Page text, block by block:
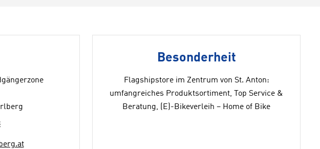
Besonderheit
Flagshipstore im Zentrum von St. Anton:
umfangreiches Produktsortiment, Top Service &
Beratung, (E)-Bikeverleih – Home of Bike